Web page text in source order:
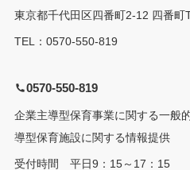
東京都千代田区四番町2-12 四番町
TEL：0570-550-819
0570-550-819
企業主導型保育事業に関する一般
導型保育施設に関する情報提供
受付時間 平日9：15～17：15